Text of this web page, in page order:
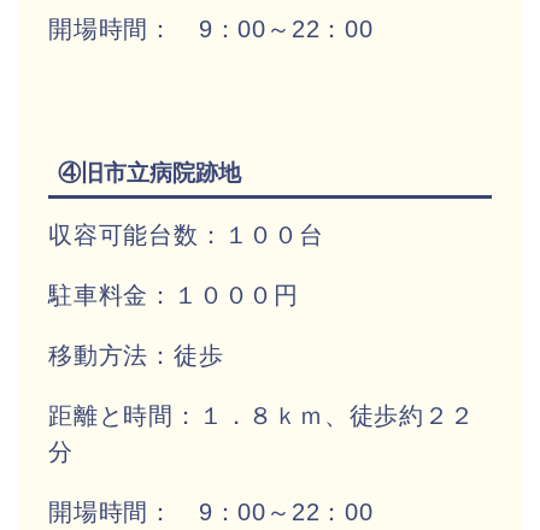
開場時間： 9：00～22：00
④旧市立病院跡地
収容可能台数：１００台
駐車料金：１０００円
移動方法：徒歩
距離と時間：１．８ｋｍ、徒歩約２２
分
開場時間： 9：00～22：00